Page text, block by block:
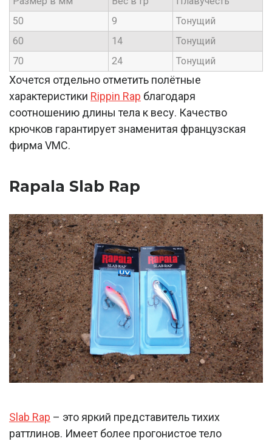
50
9
Тонущий
60
14
Тонущий
70
24 Тонущий
Хочется отдельно отметить полётные
характеристики Rippin Rap благодаря
соотношению длины тела к весу. Качество
крючков гарантирует знаменитая французская
фирма VMC.
Rapala Slab Rap
Slab Rap – это яркий представитель тихих
раттлинов. Имеет более прогонистое тело